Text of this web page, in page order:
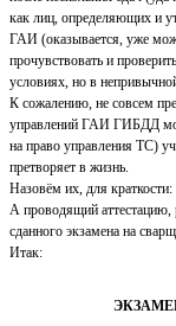
как лиц, определяющих и
ГАИ (оказывается, уже
прочувствовать и
условиях, но в
К сожалению, не совсем
управлений ГАИ ГИБДД
на право управления ТС)
претворяет в жизнь.
Назовём их, для
А проводящий
сданного экзамена на
Итак: